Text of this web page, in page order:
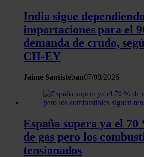
web, quienes pueden combinarla con
que les haya proporcionado o que
partir del uso que haya hecho de sus
India sigue
importaciones para el
demanda de crudo,
CII-EY
Jaime Santisteban07/08/2026
España supera ya el 70
de gas pero los
tensionados